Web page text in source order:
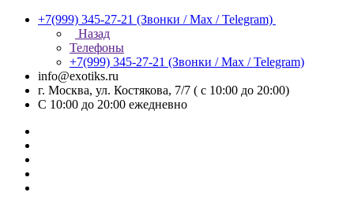
+7(999) 345-27-21 (Звонки / Max / Telegram)
Назад
Телефоны
+7(999) 345-27-21 (Звонки / Max / Telegram)
info@exotiks.ru
г. Москва, ул. Костякова, 7/7 ( с 10:00 до 20:00)
С 10:00 до 20:00 ежедневно